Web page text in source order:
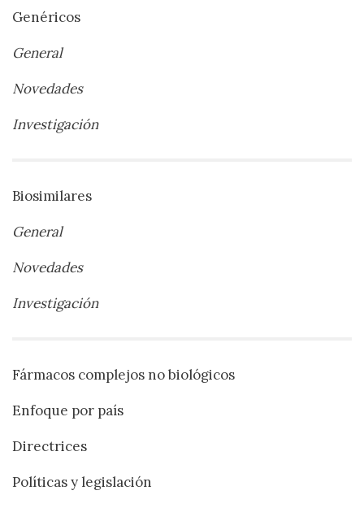
Genéricos
General
Novedades
Investigación
Biosimilares
General
Novedades
Investigación
Fármacos complejos no biológicos
Enfoque por país
Directrices
Políticas y legislación